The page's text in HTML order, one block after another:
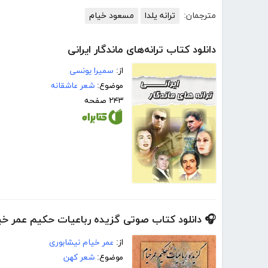
مترجمان: ترانه یلدا مسعود خیام
دانلود کتاب ترانه‌های ماندگار ایرانی
از: سمیرا یونسی
موضوع: شعر عاشقانه
۲۴۳ صفحه
🎧 دانلود کتاب صوتی گزیده رباعیات حکیم عمر
از: عمر خیام نیشابوری
موضوع: شعر کهن